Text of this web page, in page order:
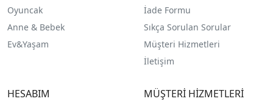
Oyuncak
Anne & Bebek
Ev&Yaşam
İade Formu
Sıkça Sorulan Sorular
Müşteri Hizmetleri
İletişim
HESABIM MÜŞTERİ HİZMETLERİ